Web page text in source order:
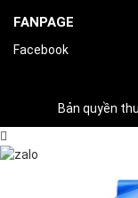
FANPAGE
Facebook
Bản quyền